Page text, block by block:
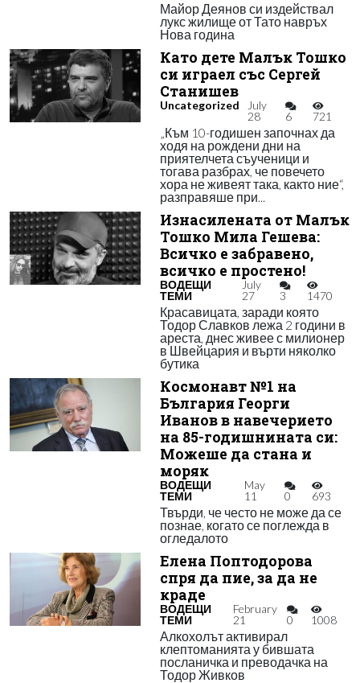
Майор Деянов си издействал
лукс жилище от Тато навръх
Нова година
Като дете Малък Тошко
си играел със Сергей
Станишев
Uncategorized
July
28
6 721
„Към 10-годишен започнах да
ходя на рождени дни на
приятелчета съученици и
тогава разбрах, че повечето
хора не живеят така, както ние“,
разправяше при...
Изнасилената от Малък
Тошко Мила Гешева:
Всичко е забравено,
всичко е простено!
ВОДЕЩИ
ТЕМИ
July
27
3 1470
Красавицата, заради която
Тодор Славков лежа 2 години в
ареста, днес живее с милионер
в Швейцария и върти няколко
бутика
Космонавт №1 на
България Георги
Иванов в навечерието
на 85-годишнината си:
Можеше да стана и
моряк
ВОДЕЩИ
ТЕМИ
May
11
0 693
Твърди, че често не може да се
познае, когато се поглежда в
огледалото
Елена Поптодорова
спря да пие, за да не
краде
ВОДЕЩИ
ТЕМИ
February
21
0 1008
Алкохолът активирал
клептоманията у бившата
посланичка и преводачка на
Тодор Живков